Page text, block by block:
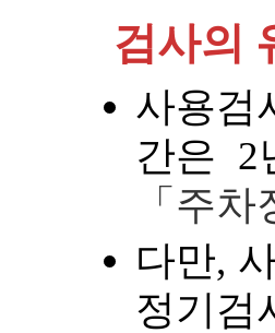
검사의
사용검
간은 2
「주
다만,
정기검